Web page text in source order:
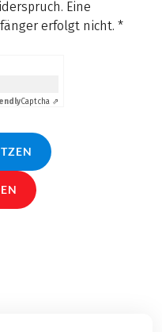
Eine
erfolgt nicht. *
Captcha ⇗